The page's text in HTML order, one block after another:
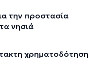
την προστασία
νησιά
χρηματοδότηση